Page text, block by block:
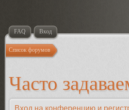
FAQ Вход
Список форумов
Часто
Вход на конференцию и